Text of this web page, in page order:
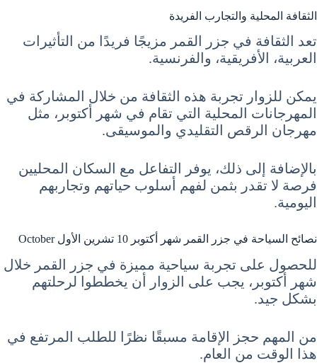
الثقافة المحلية والتجارب الفريدة
تعد الثقافة في جزر القمر مزيجًا فريدًا من التأثيرات
العربية، الأفريقية، والفرنسية.
يمكن للزوار تجربة هذه الثقافة من خلال المشاركة في
المهرجانات المحلية التي تقام في شهر أكتوبر، مثل
مهرجان الرقص التقليدي والموسيقى.
بالإضافة إلى ذلك، يوفر التفاعل مع السكان المحليين
فرصة لا تقدر بثمن لفهم أسلوب حياتهم وتجاربهم
اليومية.
نصائح السياحة في جزر القمر شهر أكتوبر 10 تشرين الأول October
للحصول على تجربة سياحية مميزة في جزر القمر خلال
شهر أكتوبر، يجب على الزوار أن يخططوا لرحلتهم
بشكل جيد.
من المهم حجز الإقامة مسبقًا نظرًا للطلب المرتفع في
هذا الوقت من العام.